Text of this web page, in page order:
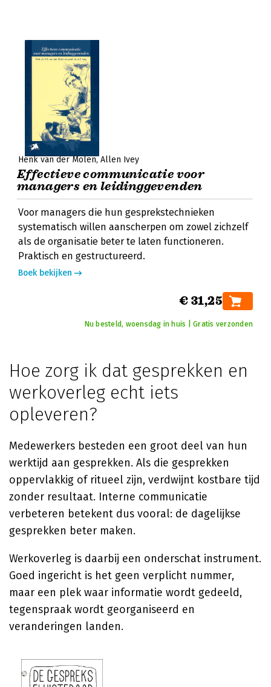
Henk van der Molen Allen Ivey
Effectieve communicatie voor
managers en leidinggevenden
Voor managers die hun gesprekstechnieken
systematisch willen aanscherpen om zowel zichzelf
als de organisatie beter te laten functioneren.
Praktisch en gestructureerd.
Boek bekijken
€ 31,25
Nu besteld, woensdag in huis | Gratis verzonden
Hoe zorg ik dat gesprekken en
werkoverleg echt iets
opleveren?
Medewerkers besteden een groot deel van hun
werktijd aan gesprekken. Als die gesprekken
oppervlakkig of ritueel zijn, verdwijnt kostbare tijd
zonder resultaat. Interne communicatie
verbeteren betekent dus vooral: de dagelijkse
gesprekken beter maken.
Werkoverleg is daarbij een onderschat instrument.
Goed ingericht is het geen verplicht nummer,
maar een plek waar informatie wordt gedeeld,
tegenspraak wordt georganiseerd en
veranderingen landen.